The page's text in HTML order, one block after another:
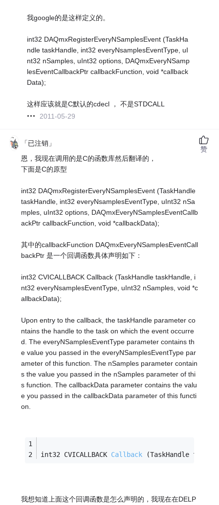
我google的是这样定义的。
int32 DAQmxRegisterEveryNSamplesEvent (TaskHa
ndle taskHandle, int32 everyNsamplesEventType, uI
nt32 nSamples, uInt32 options, DAQmxEveryNSamp
lesEventCallbackPtr callbackFunction, void *callback
Data);
这样应该就是C默认的cdecl ， 不是STDCALL
2011-05-29
「已注销」
恩，我现在调用的是C的函数库然后翻译的，
下面是C的原型
int32 DAQmxRegisterEveryNSamplesEvent (TaskHandle
taskHandle, int32 everyNsamplesEventType, uInt32 nSa
mples, uInt32 options, DAQmxEveryNSamplesEventCallb
ackPtr callbackFunction, void *callbackData);
其中的callbackFunction DAQmxEveryNSamplesEventCall
backPtr 是一个回调函数具体声明如下：
int32 CVICALLBACK Callback (TaskHandle taskHandle, i
nt32 everyNsamplesEventType, uInt32 nSamples, void *c
allbackData);
Upon entry to the callback, the taskHandle parameter co
ntains the handle to the task on which the event occurre
d. The everyNSamplesEventType parameter contains th
e value you passed in the everyNSamplesEventType par
ameter of this function. The nSamples parameter contain
s the value you passed in the nSamples parameter of thi
s function. The callbackData parameter contains the valu
e you passed in the callbackData parameter of this functi
on.
int32 CVICALLBACK Callback (TaskHandle
我想知道上面这个回调函数是怎么声明的，我现在在DELP
赞